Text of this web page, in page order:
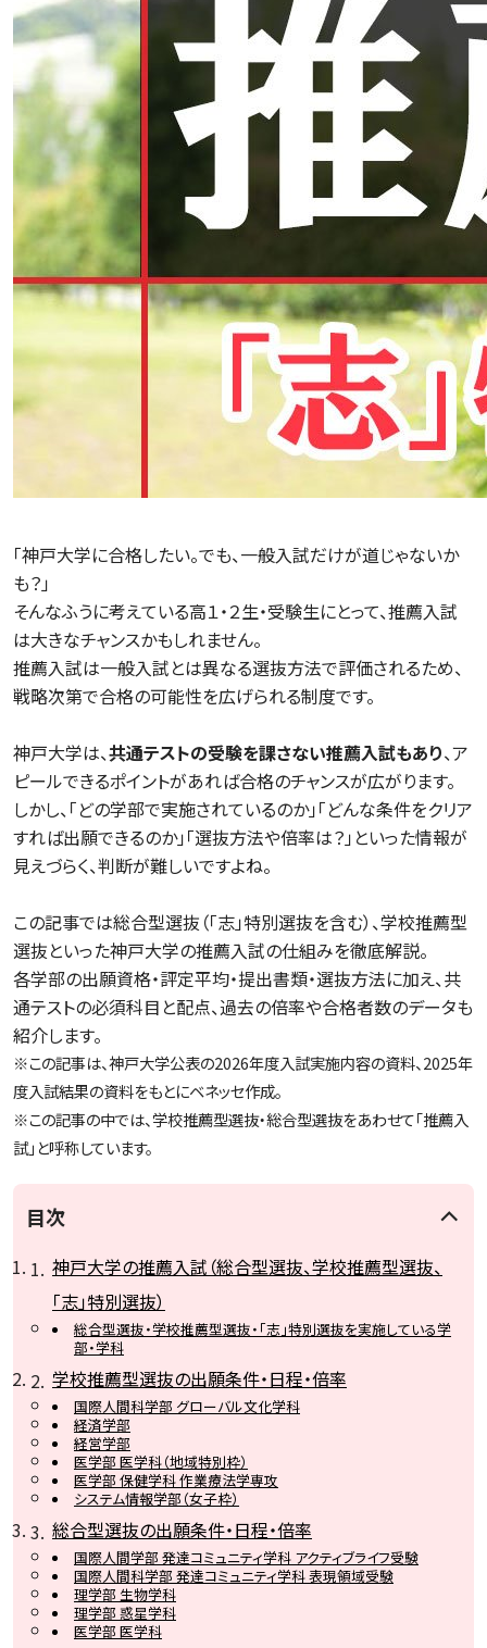
「神戸大学に合格したい。でも、一般入試だけが道じゃないか
も？」
そんなふうに考えている高１・２生・受験生にとって、推薦入試
は大きなチャンスかもしれません。
推薦入試は一般入試とは異なる選抜方法で評価されるため、
戦略次第で合格の可能性を広げられる制度です。
神戸大学は、共通テストの受験を課さない推薦入試もあり、ア
ピールできるポイントがあれば合格のチャンスが広がります。
しかし、「どの学部で実施されているのか」「どんな条件をクリア
すれば出願できるのか」「選抜方法や倍率は？」といった情報が
見えづらく、判断が難しいですよね。
この記事では総合型選抜（「志」特別選抜を含む）、学校推薦型
選抜といった神戸大学の推薦入試の仕組みを徹底解説。
各学部の出願資格・評定平均・提出書類・選抜方法に加え、共
通テストの必須科目と配点、過去の倍率や合格者数のデータも
紹介します。
※この記事は、神戸大学公表の2026年度入試実施内容の資料、2025年
度入試結果の資料をもとにベネッセ作成。
※この記事の中では、学校推薦型選抜・総合型選抜をあわせて「推薦入
試」と呼称しています。
目次
神戸大学の推薦入試（総合型選抜、学校推薦型選抜、
「志」特別選抜）
総合型選抜・学校推薦型選抜・「志」特別選抜を実施している学
部・学科
学校推薦型選抜の出願条件・日程・倍率
国際人間科学部 グローバル文化学科
経済学部
経営学部
医学部 医学科（地域特別枠）
医学部 保健学科 作業療法学専攻
システム情報学部（女子枠）
総合型選抜の出願条件・日程・倍率
国際人間学部 発達コミュニティ学科 アクティブライフ受験
国際人間科学部 発達コミュニティ学科 表現領域受験
理学部 生物学科
理学部 惑星学科
医学部 医学科